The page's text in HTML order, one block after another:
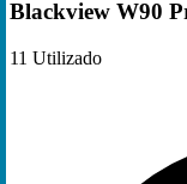
Blackview W90
11 Utilizado